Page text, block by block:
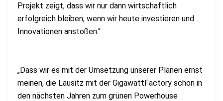
Projekt zeigt, dass wir nur dann wirtschaftlich
erfolgreich bleiben, wenn wir heute investieren und
Innovationen anstoßen.“
„Dass wir es mit der Umsetzung unserer Plänen ernst
meinen, die Lausitz mit der GigawattFactory schon in
den nächsten Jahren zum grünen Powerhouse